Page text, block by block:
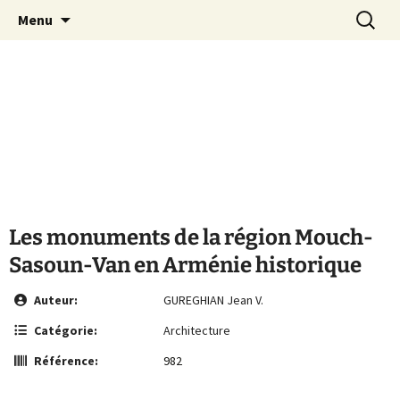
MCA Vienne
Le site de la Maison de la Culture
Arménienne de Vienne
Menu
Les monuments de la région Mouch-
Sasoun-Van en Arménie historique
Auteur:
GUREGHIAN Jean V.
Catégorie:
Architecture
Référence:
982